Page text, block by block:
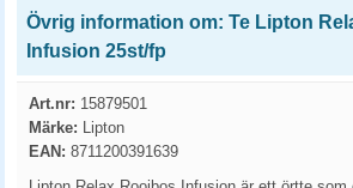
Övrig information om: Te Lipton
Infusion 25st/fp
Art.nr: 15879501
Märke: Lipton
EAN: 8711200391639